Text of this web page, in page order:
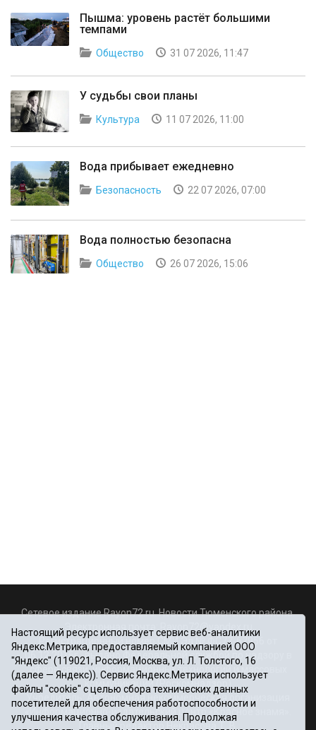
Пышма: уровень растёт большими
темпами
Общество 31 07 2026, 11:47
У судьбы свои планы
Культура 11 07 2026, 11:00
Вода прибывает ежедневно
Безопасность 22 07 2026, 07:00
Вода полностью безопасна
Общество 26 07 2026, 15:06
Сетевое издание Rayon72.ru. Новости Тюменского района.
Rayon72@yandex.ru
Регистрационный номер СМИ Эл № ФС77-67956 от
06.12.2016г., выдано Федеральной службой по надзору в
сфере связи, информационных технологий и массовых
коммуникаций (Роскомнадзор)
Учредитель: Автономная некоммерческая организация
«Информационно-издательский центр «Красное знамя».
Главный редактор Некрасова Т. В.
Настоящий ресурс использует сервис веб-аналитики
Яндекс.Метрика, предоставляемый компанией ООО
"Яндекс" (119021, Россия, Москва, ул. Л. Толстого, 16
(далее — Яндекс)). Сервис Яндекс.Метрика использует
файлы "cookie" с целью сбора технических данных
посетителей для обеспечения работоспособности и
улучшения качества обслуживания. Продолжая